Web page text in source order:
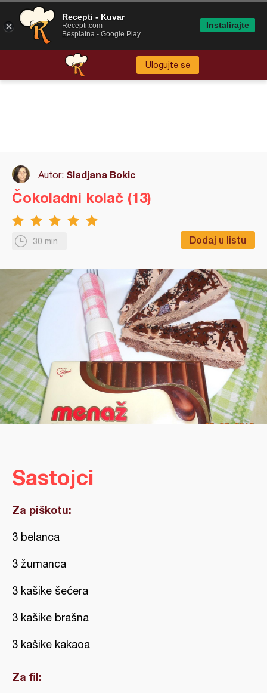
Ulogujte se
Autor: Sladjana Bokic
30 min Dodaj u listu
Čokoladni kolač (13)
Sastojci
Za piškotu:
3 belanca
3 žumanca
3 kašike šećera
3 kašike brašna
3 kašike kakaoa
Za fil:
Recepti - Kuvar
Recepti.com
Besplatna - Google Play
Instalirajte